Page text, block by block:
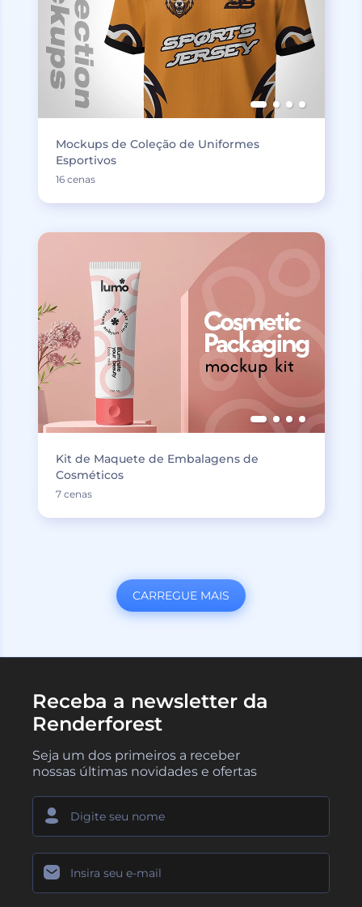
Mockups de Coleção de Uniformes
Esportivos
16 cenas
Kit de Maquete de Embalagens de
Cosméticos
7 cenas
CARREGUE MAIS
Receba a newsletter da
Renderforest
Seja um dos primeiros a receber
nossas últimas novidades e ofertas